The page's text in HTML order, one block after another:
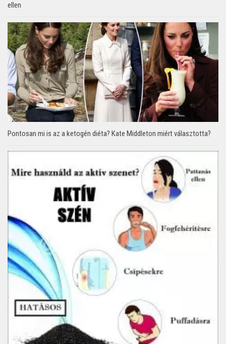
ellen
Pontosan mi is az a ketogén diéta? Kate Middleton miért választotta?